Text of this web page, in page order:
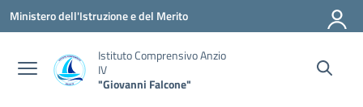
Vai ai contenuti
Vai al menu di navigazione
Vai al footer
Ministero dell'Istruzione e del Merito
Istituto Comprensivo Anzio
IV
"Giovanni Falcone"